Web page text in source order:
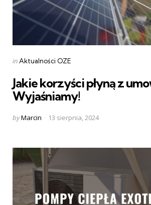
Categories
Posted
inAktualności OZE
Jakie korzyści płyną z
Wyjaśniamy!
Posted
byMarcin 13 sierpnia, 2024